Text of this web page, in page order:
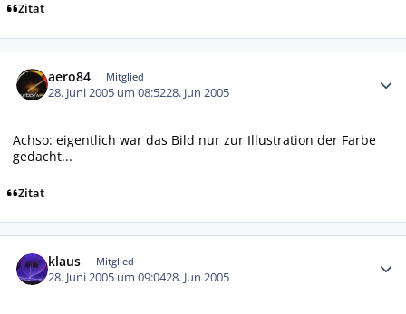
Zitat
aero84 Mitglied
28. Juni 2005 um 08:5228. Jun 2005
Achso: eigentlich war das Bild nur zur Illustration der Farbe
gedacht...
Zitat
klaus Mitglied
28. Juni 2005 um 09:0428. Jun 2005